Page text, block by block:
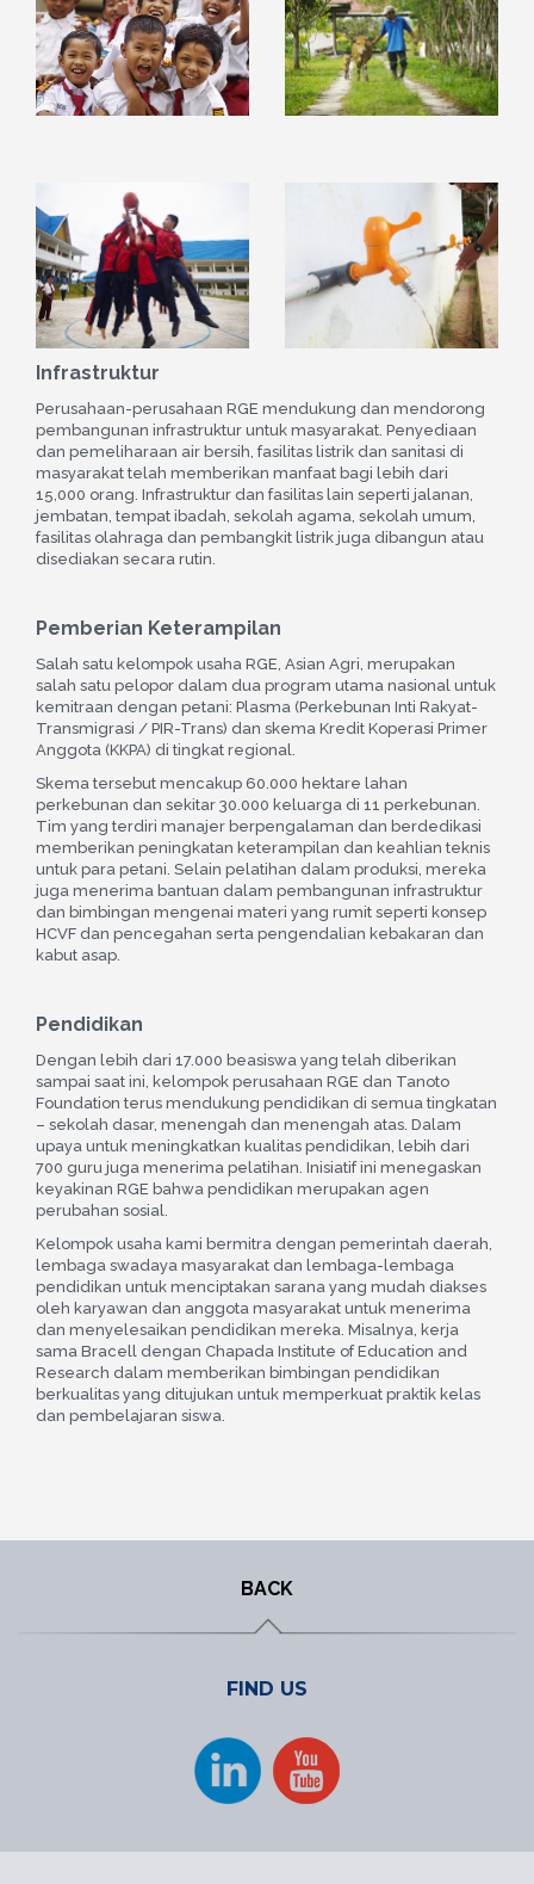
Infrastruktur
Perusahaan-perusahaan RGE mendukung dan mendorong
pembangunan infrastruktur untuk masyarakat. Penyediaan
dan pemeliharaan air bersih, fasilitas listrik dan sanitasi di
masyarakat telah memberikan manfaat bagi lebih dari
15,000 orang. Infrastruktur dan fasilitas lain seperti jalanan,
jembatan, tempat ibadah, sekolah agama, sekolah umum,
fasilitas olahraga dan pembangkit listrik juga dibangun atau
disediakan secara rutin.
Pemberian Keterampilan
Salah satu kelompok usaha RGE, Asian Agri, merupakan
salah satu pelopor dalam dua program utama nasional untuk
kemitraan dengan petani: Plasma (Perkebunan Inti Rakyat-
Transmigrasi / PIR-Trans) dan skema Kredit Koperasi Primer
Anggota (KKPA) di tingkat regional.
Skema tersebut mencakup 60.000 hektare lahan
perkebunan dan sekitar 30.000 keluarga di 11 perkebunan.
Tim yang terdiri manajer berpengalaman dan berdedikasi
memberikan peningkatan keterampilan dan keahlian teknis
untuk para petani. Selain pelatihan dalam produksi, mereka
juga menerima bantuan dalam pembangunan infrastruktur
dan bimbingan mengenai materi yang rumit seperti konsep
HCVF dan pencegahan serta pengendalian kebakaran dan
kabut asap.
Pendidikan
Dengan lebih dari 17.000 beasiswa yang telah diberikan
sampai saat ini, kelompok perusahaan RGE dan Tanoto
Foundation terus mendukung pendidikan di semua tingkatan
– sekolah dasar, menengah dan menengah atas. Dalam
upaya untuk meningkatkan kualitas pendidikan, lebih dari
700 guru juga menerima pelatihan. Inisiatif ini menegaskan
keyakinan RGE bahwa pendidikan merupakan agen
perubahan sosial.
Kelompok usaha kami bermitra dengan pemerintah daerah,
lembaga swadaya masyarakat dan lembaga-lembaga
pendidikan untuk menciptakan sarana yang mudah diakses
oleh karyawan dan anggota masyarakat untuk menerima
dan menyelesaikan pendidikan mereka. Misalnya, kerja
sama Bracell dengan Chapada Institute of Education and
Research dalam memberikan bimbingan pendidikan
berkualitas yang ditujukan untuk memperkuat praktik kelas
dan pembelajaran siswa.
BACK
FIND US